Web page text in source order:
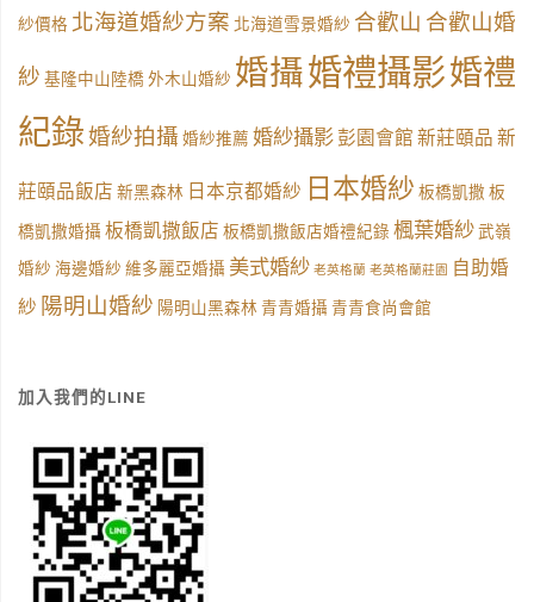
紗價格 北海道婚紗方案 北海道雪景婚紗 合歡山 合歡山婚
紗 基隆中山陸橋 外木山婚紗 婚攝婚禮攝影婚禮
紀錄婚紗拍攝 婚紗推薦 婚紗攝影彭園會館 新莊頤品 新
莊頤品飯店 新黑森林 日本京都婚紗 日本婚紗 板橋凱撒 板
橋凱撒婚攝 板橋凱撒飯店 板橋凱撒飯店婚禮紀錄 楓葉婚紗 武嶺
婚紗 海邊婚紗 維多麗亞婚攝 美式婚紗 老英格蘭 老英格蘭莊園 自助婚
紗 陽明山婚紗 陽明山黑森林 青青婚攝 青青食尚會館
加入我們的LINE